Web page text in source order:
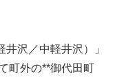
沢／中軽井沢）」
町外の**御代田町